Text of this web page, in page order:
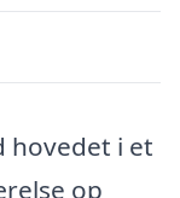
i et
op